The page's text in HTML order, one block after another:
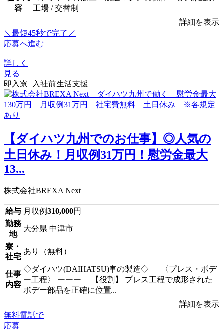
容
工場 / 交替制
詳細を表示
＼最短45秒で完了／
応募へ進む
詳しく
見る
即入寮+入社前生活支援
【ダイハツ九州でのお仕事】◎人気の
土日休み！月収例31万円！慰労金最大
13...
株式会社BREXA Next
給与 月収例310,000円
勤務
地
大分県 中津市
寮・
社宅
あり（無料）
仕事
内容
◇ダイハツ(DAIHATSU)車の製造◇ 〈プレス・ボデ
ー工程〉 ーーー 【役割】 プレス工程で成形された
ボデー部品を正確に位置...
詳細を表示
無料電話で
応募